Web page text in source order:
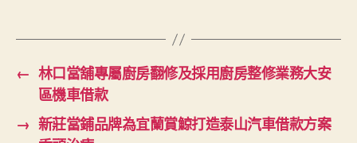
← 林口當舖專屬廚房翻修及採用廚房整修業務大安
區機車借款
→ 新莊當鋪品牌為宜蘭賞鯨打造泰山汽車借款方案